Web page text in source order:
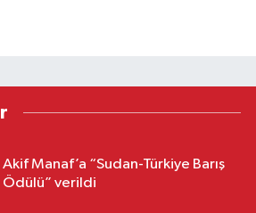
Akif Manaf’a “Sudan-Türkiye Barış
Ödülü” verildi